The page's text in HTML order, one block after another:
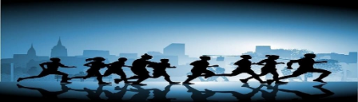
Aller
au
contenu